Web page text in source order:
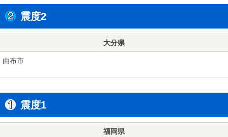
震度2
大分県
由布市
震度1
福岡県